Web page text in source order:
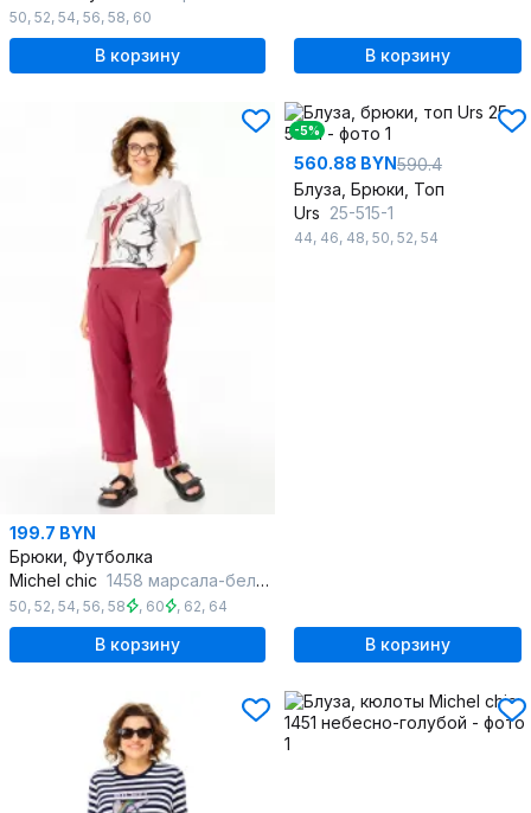
50, 52, 54, 56, 58, 60
В корзину В корзину
199.7 BYN
Брюки, Футболка
Michel chic 1458 марсала-белый
50, 52, 54, 56, 58 , 60 , 62, 64
В корзину
-5%
560.88 BYN590.4
Блуза, Брюки, Топ
Urs 25-515-1
44, 46, 48, 50, 52, 54
В корзину